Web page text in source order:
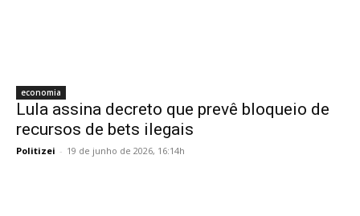
economia
Lula assina decreto que prevê bloqueio de
recursos de bets ilegais
Politizei - 19 de junho de 2026, 16:14h